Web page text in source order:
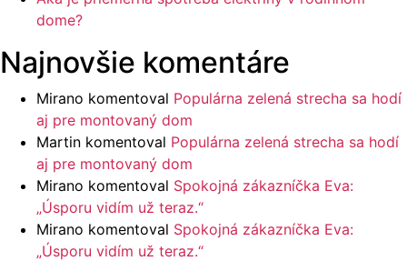
dome?
Najnovšie komentáre
Mirano komentoval Populárna zelená strecha sa hodí
aj pre montovaný dom
Martin komentoval Populárna zelená strecha sa hodí
aj pre montovaný dom
Mirano komentoval Spokojná zákazníčka Eva:
„Úsporu vidím už teraz.“
Mirano komentoval Spokojná zákazníčka Eva:
„Úsporu vidím už teraz.“